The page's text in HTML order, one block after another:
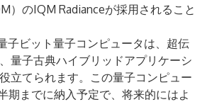
）のIQM Radianceが採用されること
子ビット量子コンピュータは、超伝
量子古典ハイブリッドアプリケーシ
立てられます。この量子コンピュー
期までに納入予定で、将来的にはよ